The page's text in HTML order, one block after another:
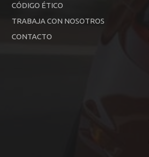
CÓDIGO ÉTICO
TRABAJA CON NOSOTROS
CONTACTO